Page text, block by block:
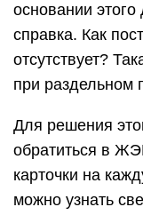
основании
справка. Как
отсутствует?
при раздельном
Для решения
обратиться в
карточки на
можно узнать